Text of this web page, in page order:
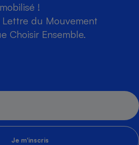
!
Lettre du Mouvement
Choisir Ensemble.
Je m'inscris